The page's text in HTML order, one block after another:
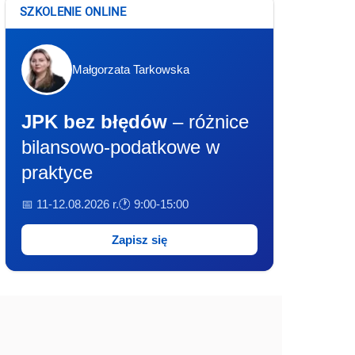
SZKOLENIE ONLINE
Małgorzata Tarkowska
JPK bez błędów – różnice
bilansowo-podatkowe w
praktyce
📅 11-12.08.2026 r.🕐 9:00-15:00
Zapisz się